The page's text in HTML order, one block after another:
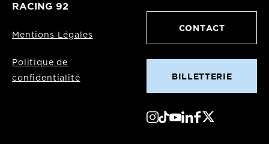
RACING 92
Mentions Légales
Politique de
confidentialité
CONTACT
BILLETTERIE